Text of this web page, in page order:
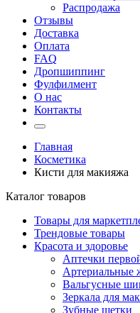
Распродажа
Отзывы
Доставка
Оплата
FAQ
Дропшиппинг
Фулфилмент
О нас
Контакты
Главная
Косметика
Кисти для макияжа
Каталог товаров
Товары для
Трендовые товары
Красота и здоровье
Аптечки
Артериальные
Вальгусные
Зеркала для
Зубные щетки